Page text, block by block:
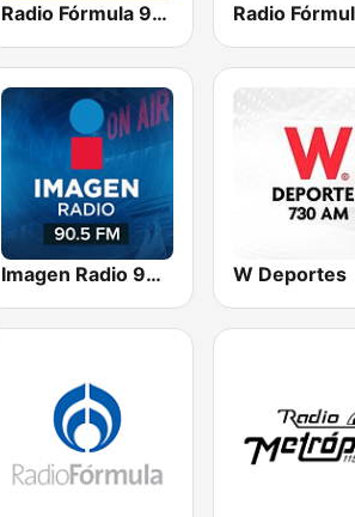
Radio Fórmula 970 AM
Imagen Radio 90.5 FM W Deportes